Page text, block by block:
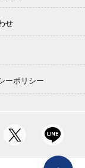
せ
ーポリシー